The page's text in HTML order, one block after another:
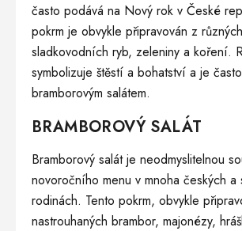
často podává na Nový rok v České
pokrm je obvykle připravován z
sladkovodních ryb, zeleniny a koření.
symbolizuje štěstí a bohatství a je
bramborovým salátem.
BRAMBOROVÝ SALÁT
Bramborový salát je neodmyslitelnou
novoročního menu v mnoha českých a
rodinách. Tento pokrm, obvykle
nastrouhaných brambor, majonézy,